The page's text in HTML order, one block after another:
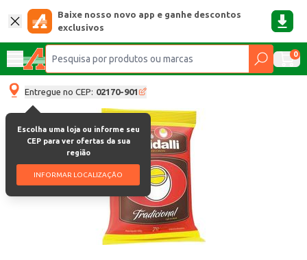
Baixe nosso novo app e ganhe descontos
exclusivos
0
Entregue no CEP: 02170-901
Escolha uma loja ou informe seu
CEP para ver ofertas da sua
região
INFORMAR LOCALIZAÇÃO